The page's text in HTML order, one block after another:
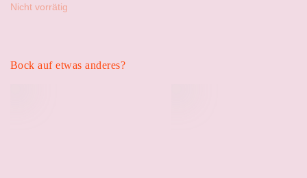
Nicht vorrätig
Bock auf etwas anderes?